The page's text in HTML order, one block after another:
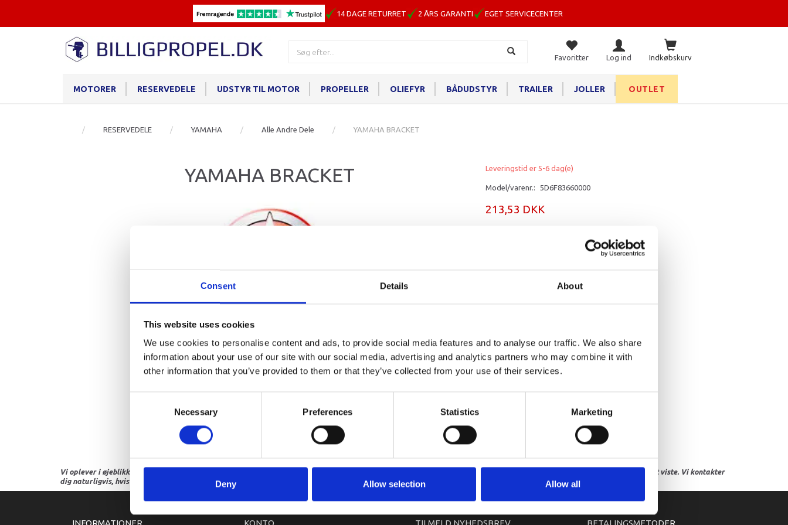
Consent Details About
This website uses cookies
We use cookies to personalise content and ads, to provide social media features and to analyse our traffic. We also share
information about your use of our site with our social media, advertising and analytics partners who may combine it with
other information that you’ve provided to them or that they’ve collected from your use of their services.
Necessary Preferences Statistics Marketing
Deny Allow selection Allow all
14 DAGE RETURRET 2 ÅRS GARANTI EGET SERVICECENTER
Indkøbskurv
Favoritter Log ind
MOTORER RESERVEDELE UDSTYR TIL MOTOR PROPELLER OLIEFYR BÅDUDSTYR TRAILER JOLLER OUTLET
RESERVEDELE YAMAHA Alle Andre Dele YAMAHA BRACKET
YAMAHA BRACKET Leveringstid er 5-6 dag(e)
Model/varenr.: 5D6F83660000
213,53 DKK
Vi oplever i øjeblikket store og hyppige prisændringer i markedet. Derfor kan der i enkelte tilfælde være produkter, som ikke kan leveres, eller hvor prisen afviger fra det viste. Vi kontakter
dig naturligvis, hvis dette er tilfældet.
INFORMATIONER KONTO TILMELD NYHEDSBREV BETALINGSMETODER